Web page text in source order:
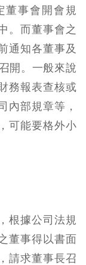
董事會開會規
。而董事會之
通知各董事及
開。一般來說
務報表查核或
內部規章等，
可能要格外小
根據公司法規
董事得以書面
請求董事長召